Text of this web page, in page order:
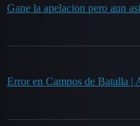
Gane la apelacion pero aun
Error en Campos de Batalla |